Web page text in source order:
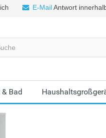
E-MailAntwort
Bad